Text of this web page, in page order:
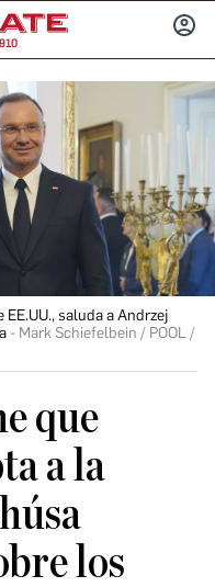
saluda a Andrzej
Mark Schiefelbein / POOL /
que
a la
los